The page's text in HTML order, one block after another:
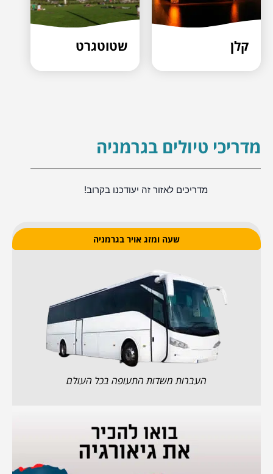
קלן שטוטגרט
מדריכי טיולים בגרמניה
מדריכים לאזור זה יעודכנו בקרוב!
שעה ומזג אויר בגרמניה
העברות משדות התעופה בכל העולם